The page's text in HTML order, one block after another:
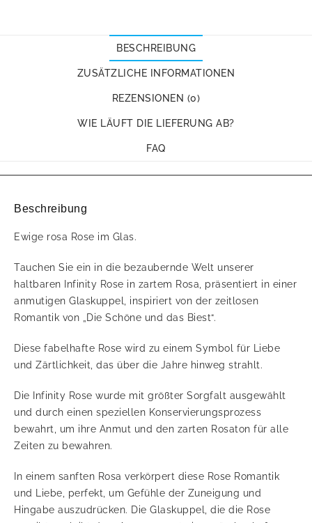
BESCHREIBUNG
ZUSÄTZLICHE INFORMATIONEN
REZENSIONEN (0)
WIE LÄUFT DIE LIEFERUNG AB?
FAQ
Beschreibung
Ewige rosa Rose im Glas.
Tauchen Sie ein in die bezaubernde Welt unserer
haltbaren Infinity Rose in zartem Rosa, präsentiert in einer
anmutigen Glaskuppel, inspiriert von der zeitlosen
Romantik von „Die Schöne und das Biest“.
Diese fabelhafte Rose wird zu einem Symbol für Liebe
und Zärtlichkeit, das über die Jahre hinweg strahlt.
Die Infinity Rose wurde mit größter Sorgfalt ausgewählt
und durch einen speziellen Konservierungsprozess
bewahrt, um ihre Anmut und den zarten Rosaton für alle
Zeiten zu bewahren.
In einem sanften Rosa verkörpert diese Rose Romantik
und Liebe, perfekt, um Gefühle der Zuneigung und
Hingabe auszudrücken. Die Glaskuppel, die die Rose